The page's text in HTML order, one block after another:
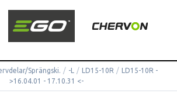
Sprängski. / -L / LD15-10R / LD15-10R -
>16.04.01 - 17.10.31 <-